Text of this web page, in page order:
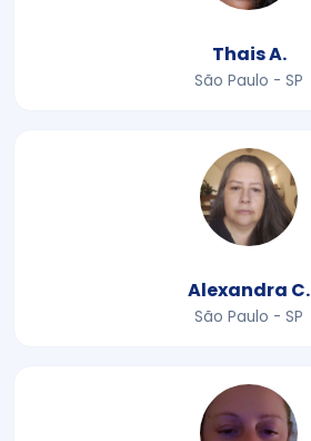
Thais A.
São Paulo - SP
Alexandra C.
São Paulo - SP